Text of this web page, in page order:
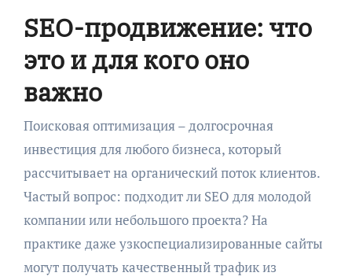
SEO-продвижение: что
это и для кого оно
важно
Поисковая оптимизация – долгосрочная
инвестиция для любого бизнеса, который
рассчитывает на органический поток клиентов.
Частый вопрос: подходит ли SEO для молодой
компании или небольшого проекта? На
практике даже узкоспециализированные сайты
могут получать качественный трафик из